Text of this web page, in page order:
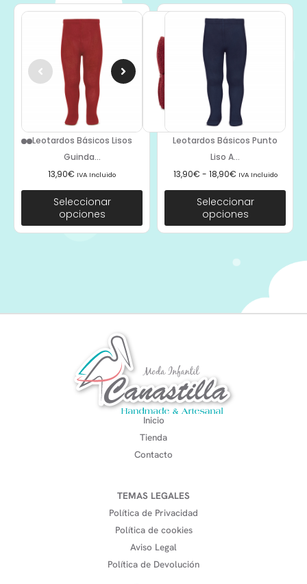
Leotardos Básicos Lisos
Guinda...
13,90€ IVA Incluido
Seleccionar
opciones
Leotardos Básicos Punto
Liso A...
13,90€ - 18,90€ IVA Incluido
Seleccionar
opciones
Inicio
Tienda
Contacto
TEMAS LEGALES
Política de Privacidad
Política de cookies
Aviso Legal
Política de Devolución